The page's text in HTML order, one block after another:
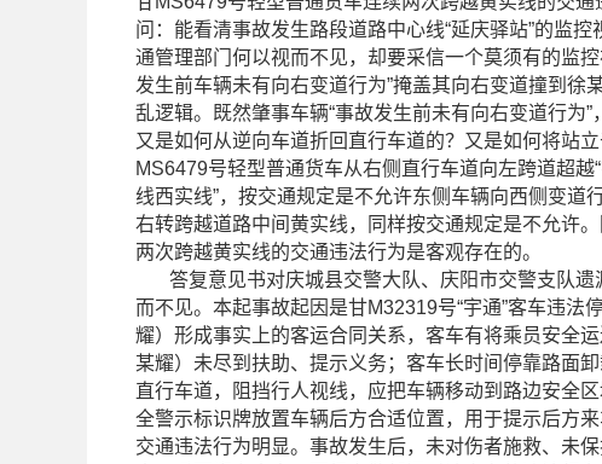
问：能看清事故发生路段道路中心线“延庆驿站”的监
通管理部门何以视而不见，却要采信一个莫须有的监
发生前车辆未有向右变道行为”掩盖其向右变道撞到
乱逻辑。既然肇事车辆“事故发生前未有向右变道行为
又是如何从逆向车道折回直行车道的？又是如何将站
MS6479号轻型普通货车从右侧直行车道向左跨道超越
线西实线”，按交通规定是不允许东侧车辆向西侧变道
右转跨越道路中间黄实线，同样按交通规定是不允许
两次跨越黄实线的交通违法行为是客观存在的。
答复意见书对庆城县交警大队、庆阳市交警支队遗
而不见。本起事故起因是甘M32319号“宇通”客车违法
耀）形成事实上的客运合同关系，客车有将乘员安全
某耀）未尽到扶助、提示义务；客车长时间停靠路面
直行车道，阻挡行人视线，应把车辆移动到路边安全
全警示标识牌放置车辆后方合适位置，用于提示后方
交通违法行为明显。事故发生后，未对伤者施救、未